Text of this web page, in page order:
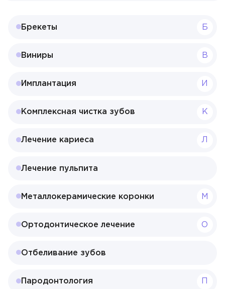
Контакты
Брекеты Б
Виниры В
Имплантация И
Комплексная чистка зубов К
Лечение кариеса Л
Лечение пульпита
Металлокерамические коронки М
Ортодонтическое лечение О
Отбеливание зубов
Пародонтология